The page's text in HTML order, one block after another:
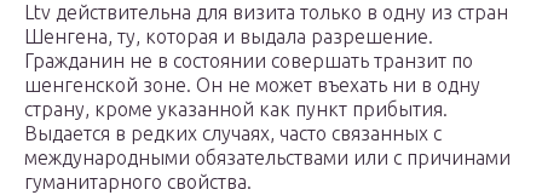
Ltv действительна для визита только в одну из стран
Шенгена, ту, которая и выдала разрешение.
Гражданин не в состоянии совершать транзит по
шенгенской зоне. Он не может въехать ни в одну
страну, кроме указанной как пункт прибытия.
Выдается в редких случаях, часто связанных с
международными обязательствами или с причинами
гуманитарного свойства.